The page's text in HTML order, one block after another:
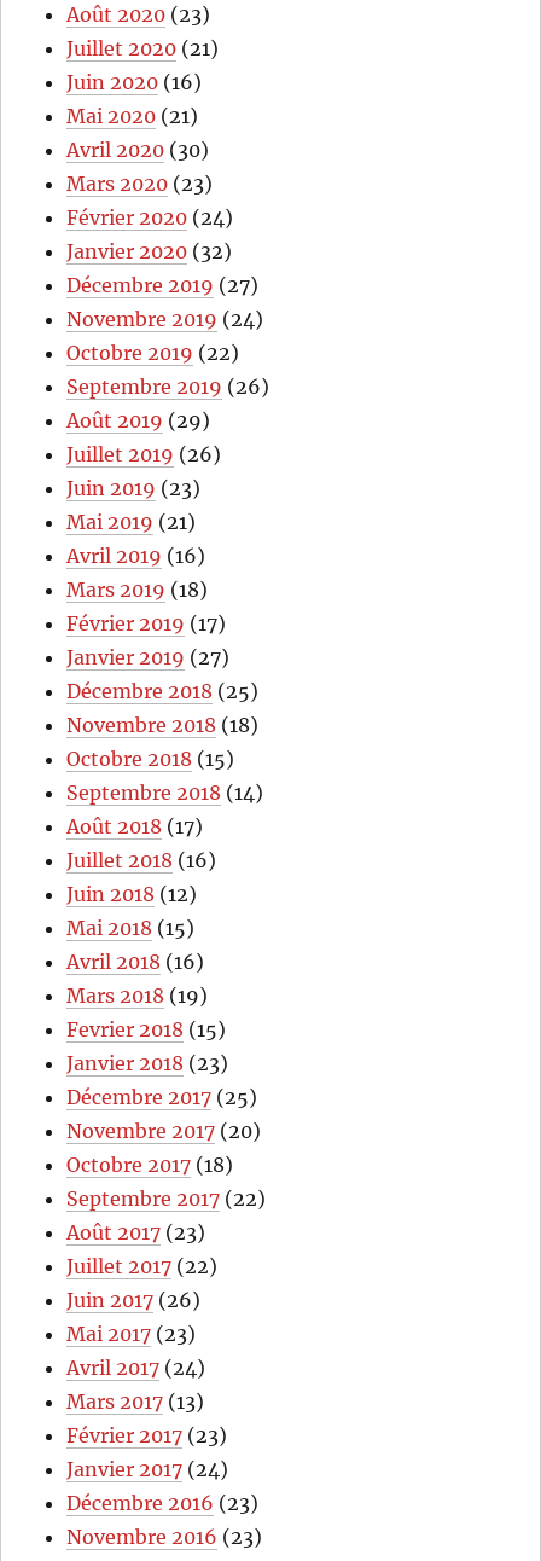
Août 2020 (23)
Juillet 2020 (21)
Juin 2020 (16)
Mai 2020 (21)
Avril 2020 (30)
Mars 2020 (23)
Février 2020 (24)
Janvier 2020 (32)
Décembre 2019 (27)
Novembre 2019 (24)
Octobre 2019 (22)
Septembre 2019 (26)
Août 2019 (29)
Juillet 2019 (26)
Juin 2019 (23)
Mai 2019 (21)
Avril 2019 (16)
Mars 2019 (18)
Février 2019 (17)
Janvier 2019 (27)
Décembre 2018 (25)
Novembre 2018 (18)
Octobre 2018 (15)
Septembre 2018 (14)
Août 2018 (17)
Juillet 2018 (16)
Juin 2018 (12)
Mai 2018 (15)
Avril 2018 (16)
Mars 2018 (19)
Fevrier 2018 (15)
Janvier 2018 (23)
Décembre 2017 (25)
Novembre 2017 (20)
Octobre 2017 (18)
Septembre 2017 (22)
Août 2017 (23)
Juillet 2017 (22)
Juin 2017 (26)
Mai 2017 (23)
Avril 2017 (24)
Mars 2017 (13)
Février 2017 (23)
Janvier 2017 (24)
Décembre 2016 (23)
Novembre 2016 (23)